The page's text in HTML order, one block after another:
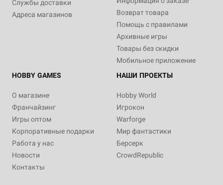
Службы доставки
Адреса магазинов
Возврат товара
Помощь с правилами
Архивные игры
Товары без скидки
Мобильное приложение
HOBBY GAMES
О магазине
Франчайзинг
Игры оптом
Корпоративные подарки
Работа у нас
Новости
Контакты
НАШИ ПРОЕКТЫ
Hobby World
Игрокон
Warforge
Мир фантастики
Берсерк
CrowdRepublic